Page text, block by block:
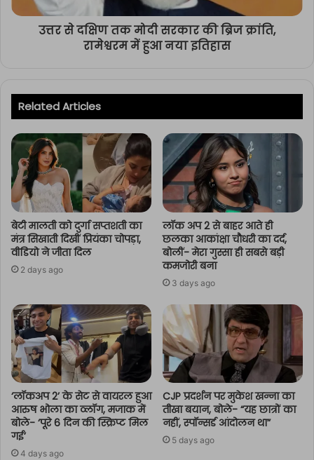
उत्तर से दक्षिण तक मोदी सरकार की ब्रिज क्रांति,
रामेश्वरम में हुआ नया इतिहास
Related Articles
बेटी मालती को दुर्गा सप्तशती का
मंत्र सिखाती दिखीं प्रियंका चोपड़ा,
वीडियो ने जीता दिल
2 days ago
लॉक अप 2 से बाहर आते ही
छलका आकांक्षा चौधरी का दर्द,
बोलीं- मेरा गुस्सा ही सबसे बड़ी
कमजोरी बना
3 days ago
‘लॉकअप 2’ के सेट से वायरल हुआ
आरुष भोला का व्लॉग, मजाक में
बोले- ‘पूरे 6 दिन की स्क्रिप्ट मिल
गई’
4 days ago
CJP प्रदर्शन पर मुकेश खन्ना का
तीखा बयान, बोले- “यह छात्रों का
नहीं, स्पॉन्सर्ड आंदोलन था”
5 days ago